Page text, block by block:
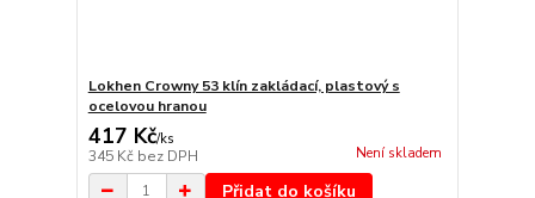
Lokhen Crowny 53 klín zakládací, plastový s
ocelovou hranou
417 Kč/ks
345 Kč bez DPH Není skladem
Přidat do košíku